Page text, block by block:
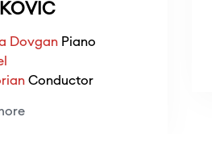
Dovgan Piano
Conductor